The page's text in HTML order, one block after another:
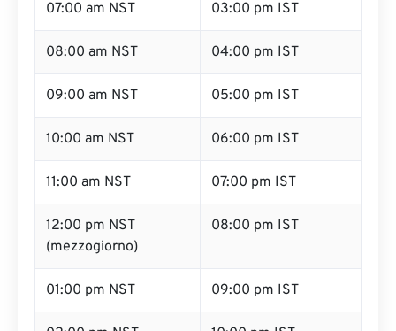
07:00 am NST 03:00 pm IST
08:00 am NST 04:00 pm IST
09:00 am NST 05:00 pm IST
10:00 am NST 06:00 pm IST
11:00 am NST 07:00 pm IST
12:00 pm NST
(mezzogiorno)
08:00 pm IST
01:00 pm NST 09:00 pm IST